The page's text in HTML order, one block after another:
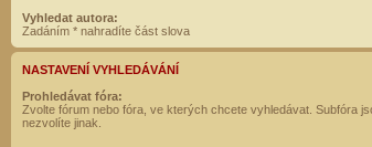
Vyhledat autora:
Zadáním * nahradíte část slova
NASTAVENÍ VYHLEDÁVÁNÍ
Prohledávat fóra:
Zvolte fórum nebo fóra, ve kterých chcete vyhledávat. Subfóra
nezvolíte jinak.